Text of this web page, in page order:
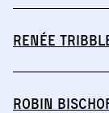
Renée
Robin